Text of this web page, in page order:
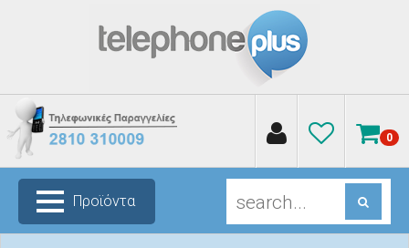
0
Προϊόντα